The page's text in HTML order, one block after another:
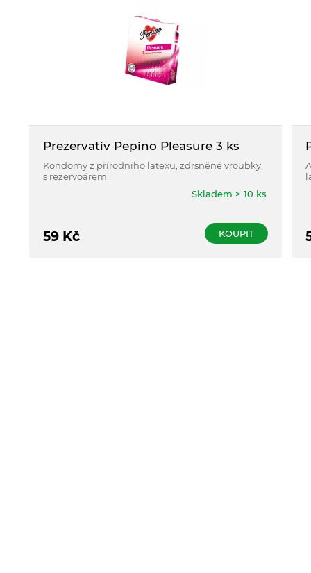
Prezervativ Pepino Pleasure 3 ks
Kondomy z přírodního latexu, zdrsněné vroubky,
s rezervoárem.
Skladem > 10 ks
59 Kč KOUPIT